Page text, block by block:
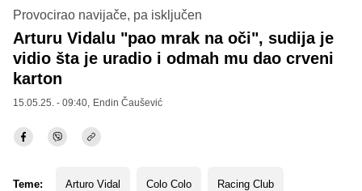
Provocirao navijače, pa isključen
Arturu Vidalu "pao mrak na oči", sudija je
vidio šta je uradio i odmah mu dao crveni
karton
15.05.25. - 09:40, Endin Čaušević
Teme: Arturo Vidal Colo Colo Racing Club